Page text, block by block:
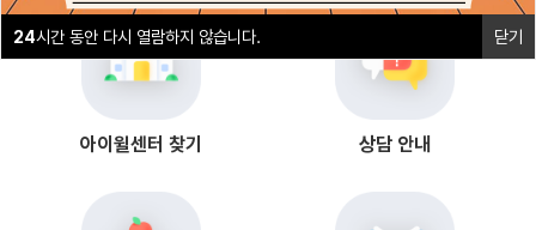
24시간 동안 다시 열람하지 않습니다. 닫기
24시간 동안 다시 열람하지 않습니다. 닫기
아이윌센터 찾기 상담 안내